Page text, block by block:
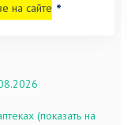
на сайте *
(показать на